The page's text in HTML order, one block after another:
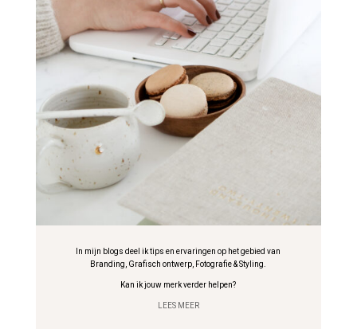
In mijn blogs deel ik tips en ervaringen op het gebied van
Branding, Grafisch ontwerp, Fotografie & Styling.
Kan ik jouw merk verder helpen?
LEES MEER